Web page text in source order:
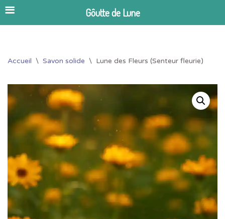
au
Accueil \ Savon solide \ Lune des Fleurs (Senteur fleurie)
Gôutte de Lune